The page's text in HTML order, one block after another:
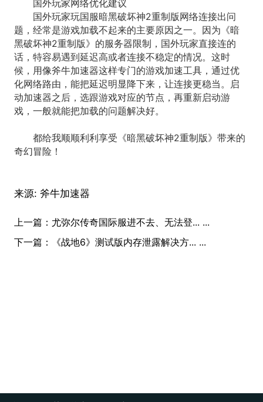
国外玩家网络优化建议
国外玩家玩国服暗黑破坏神2重制版 网络连接出问
题，经常是游戏加载不起来的主要原因之一。因为《暗
黑破坏神2重制版》的服务器限制，国外玩家直接连的
话，特容易遇到延迟高或者连接不稳定的情况。这时
候，用像斧牛加速器这样专门的游戏加速工具，通过优
化网络路由，能把延迟明显降下来，让连接更稳当。启
动加速器之后，选跟游戏对应的节点，再重新启动游
戏，一般就能把加载的问题解决好。
都给我顺顺利利享受《暗黑破坏神2重制版》带来的
奇幻冒险！
来源: 斧牛加速器
上一篇： 尤弥尔传奇国际服进不去、无法登... ...
下一篇：
《战地6》测试版内存泄露解决方... ...